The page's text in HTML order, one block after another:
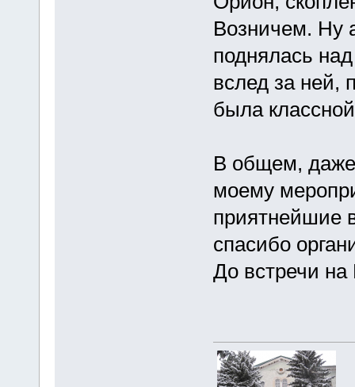
Возничем. Ну
поднялась
вслед за ней,
была
В общем, даже
моему
приятнейшие
спасибо
До встречи